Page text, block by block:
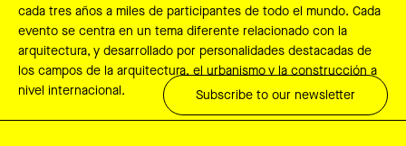
cada tres años a miles de participantes de todo el mundo. Cada
evento se centra en un tema diferente relacionado con la
arquitectura, y desarrollado por personalidades destacadas de
los campos de la arquitectura, el urbanismo y la construcción a
nivel internacional.
Subscribe to our newsletter